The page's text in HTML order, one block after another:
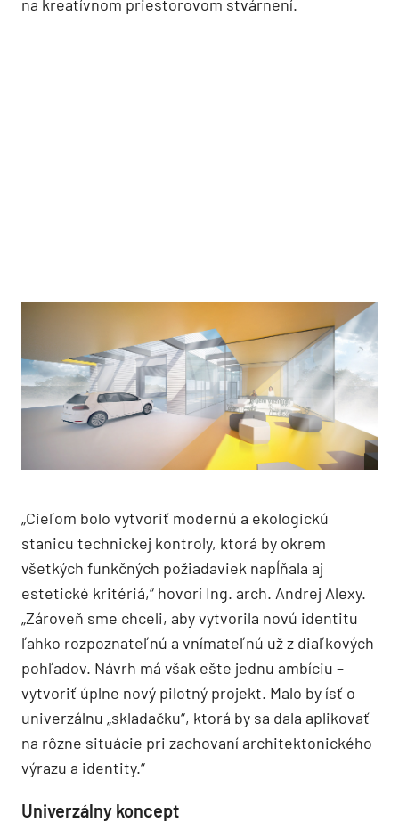
na kreatívnom priestorovom stvárnení.
„Cieľom bolo vytvoriť modernú a ekologickú
stanicu technickej kontroly, ktorá by okrem
všetkých funkčných požiadaviek napĺňala aj
estetické kritériá,“ hovorí Ing. arch. Andrej Alexy.
„Zároveň sme chceli, aby vytvorila novú identitu
ľahko rozpoznateľnú a vnímateľnú už z diaľkových
pohľadov. Návrh má však ešte jednu ambíciu –
vytvoriť úplne nový pilotný projekt. Malo by ísť o
univerzálnu „skladačku“, ktorá by sa dala aplikovať
na rôzne situácie pri zachovaní architektonického
výrazu a identity.“
Univerzálny koncept